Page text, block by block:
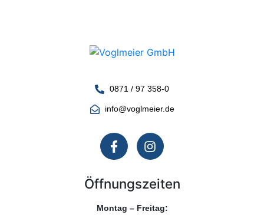
0871 / 97 358-0
info@voglmeier.de
Öffnungszeiten
Montag – Freitag: